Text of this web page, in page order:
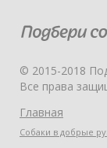
© 2015-2018
Все права
Главная
Собаки в добрые